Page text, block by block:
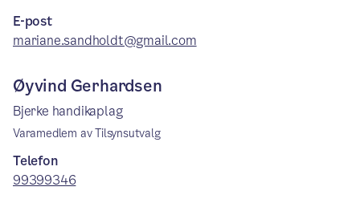
E-post
mariane.sandholdt@gmail.com
Øyvind Gerhardsen
Bjerke handikaplag
Varamedlem av Tilsynsutvalg
Telefon
99399346